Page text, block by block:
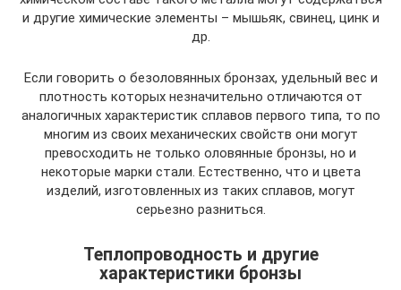
и другие химические элементы – мышьяк, свинец, цинк и
др.
Если говорить о безоловянных бронзах, удельный вес и
плотность которых незначительно отличаются от
аналогичных характеристик сплавов первого типа, то по
многим из своих механических свойств они могут
превосходить не только оловянные бронзы, но и
некоторые марки стали. Естественно, что и цвета
изделий, изготовленных из таких сплавов, могут
серьезно разниться.
Теплопроводность и другие
характеристики бронзы